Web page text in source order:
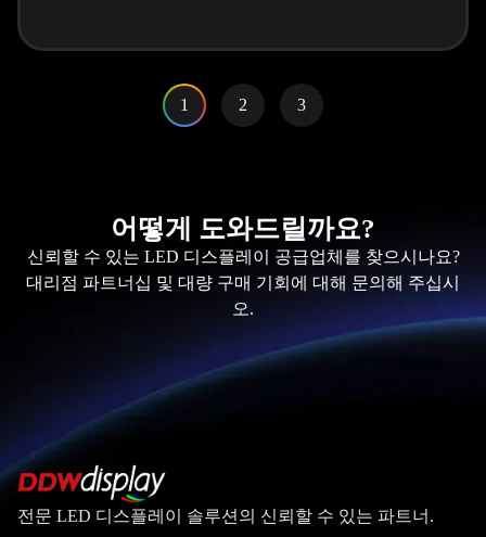
1 2 3
어떻게 도와드릴까요?
신뢰할 수 있는 LED 디스플레이 공급업체를 찾으시나요?
대리점 파트너십 및 대량 구매 기회에 대해 문의해 주십시
오.
전문 LED 디스플레이 솔루션의 신뢰할 수 있는 파트너.